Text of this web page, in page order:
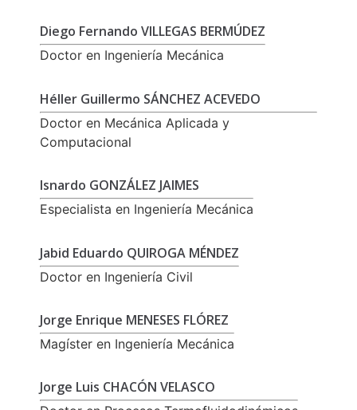
Diego Fernando VILLEGAS BERMÚDEZ
Doctor en Ingeniería Mecánica
Héller Guillermo SÁNCHEZ ACEVEDO
Doctor en Mecánica Aplicada y
Computacional
Isnardo GONZÁLEZ JAIMES
Especialista en Ingeniería Mecánica
Jabid Eduardo QUIROGA MÉNDEZ
Doctor en Ingeniería Civil
Jorge Enrique MENESES FLÓREZ
Magíster en Ingeniería Mecánica
Jorge Luis CHACÓN VELASCO